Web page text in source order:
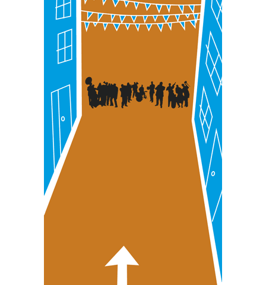
teknologia erabiliz, cookieak adibidez, iragarki eta eduki
pertsonalizatuak eskaintzeko, iragarkiak eta edukia
neurtzeko, jendeari buruzko informazioa biltzeko eta
produktuak garatzeko. Zure datuak nork eta zertarako
erabiltzen dituen hauta dezakezu.
Bazkide batzuek ez dizute baimenik eskatzen, eta beren
interes komertzial legitimoetan babesten dira. Ikusi gure
bazkideen zerrenda, beren ustez zein helburutarako
duten interes legitimoa eta horren aurka nola egin
dezakezun ikusteko.
Lortu zure datu pertsonalak prozesatzeko moduari
buruzko informazio gehiago eta ezarri zure lehentasunak
datuen atalean. Edozein unetan alda edo ken dezakezu
Webgune honek cookie propioak eta hirugarrenen cookie-
fitxategiak erabiltzen ditu. Zure esperientzia eta
zerbitzuak hobetzeko asmoz, cookie teknologiaz